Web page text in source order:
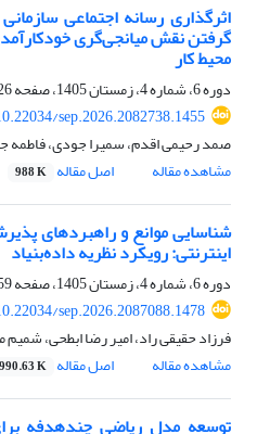
اثرگذاری رسانه اجتماعی
گرفتن نقش میانجی‌گری
محیط کار
دوره 6، شماره 4، زمستان 1405، صفحه
53
sep.2026.2082738.1455
صمد رحیمی اقدم، سمیرا جودی، فاطمه
مشاهده مقاله
اصل مقاله 988 K
شناسایی موانع و راهبردهای
اینترنتی: رویکرد نظریه داده‌بنیاد
دوره 6، شماره 4، زمستان 1405، صفحه
sep.2026.2087088.1478
فرزاد حقیقی راد، امیر رضا ابطحی،
مشاهده مقاله
اصل مقاله 990.63 K
توسعه مدل ریاضی چندهدفه